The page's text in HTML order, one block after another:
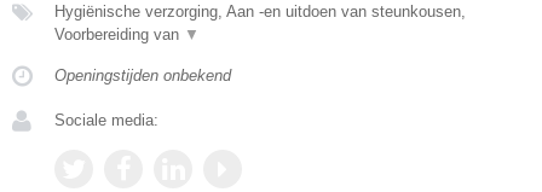
Hygiënische verzorging, Aan -en uitdoen van steunkousen,
Voorbereiding van ▼
Openingstijden onbekend
Sociale media: